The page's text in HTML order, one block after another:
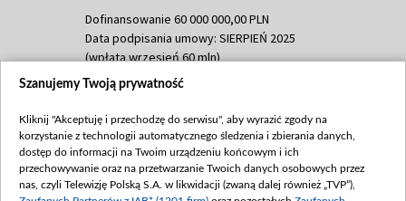
Dofinansowanie 60 000 000,00 PLN
Data podpisania umowy: SIERPIEŃ 2025
(wpłata wrzesień 60 mln)
Dofinansowanie 635 783 051,21 PLN
(wpłata wrzesień 100 mln, październik 350
mln, listopad 265 mln)
Dofinansowanie 48 862 000,00 PLN
Data podpisania umowy: GRUDZIEŃ 2025
Szanujemy Twoją prywatność
Kliknij "Akceptuję i przechodzę do serwisu", aby wyrazić zgody na
korzystanie z technologii automatycznego śledzenia i zbierania danych,
dostęp do informacji na Twoim urządzeniu końcowym i ich
przechowywanie oraz na przetwarzanie Twoich danych osobowych przez
nas, czyli Telewizję Polską S.A. w likwidacji (zwaną dalej również „TVP”),